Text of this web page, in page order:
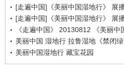
[走遍中国]《美丽中国湿地行》
[走遍中国]《美丽中国湿地行》
《走遍中国》 20130812 《美丽
美丽中国 湿地行 拉鲁湿地《禁闭绿
美丽中国湿地行 藏宝花园